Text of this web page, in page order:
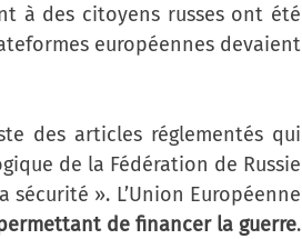
à des citoyens russes ont été
européennes devaient
des articles réglementés qui
de la Fédération de Russie
». L’Union Européenne
de financer la guerre.